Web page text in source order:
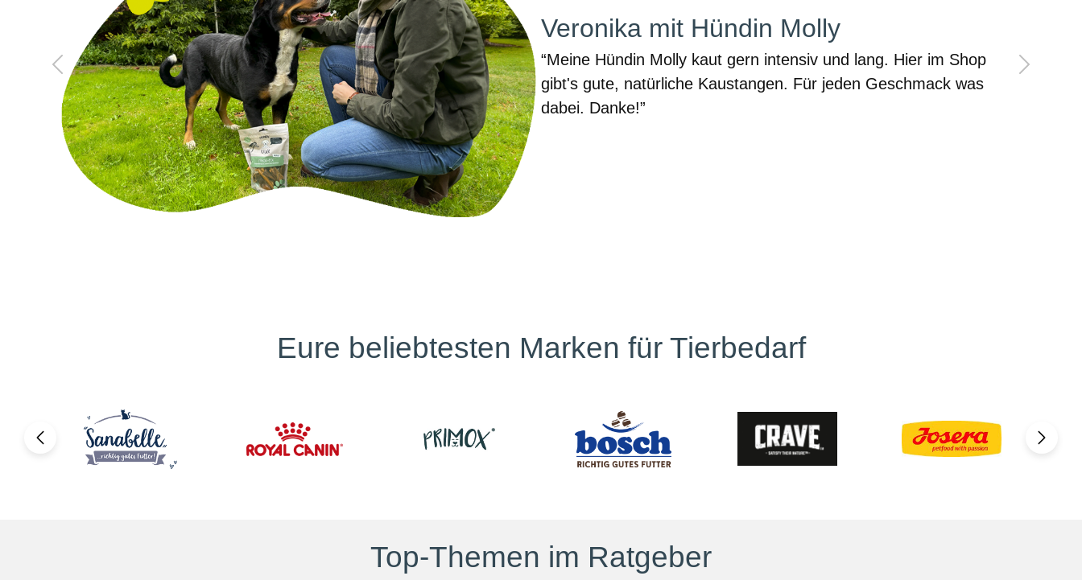
Gina mit Dackel-Rüde Lui
“Bei der top Leckerli-Auswahl hier gar nicht so leicht, aber Lui ist
fündig geworden und völlig verrückt nach den Primox Leckerlis. Mit
einem Haps sind sie weg. Easy bestellt und fix geliefert. So mögen
wir das!”
Eure beliebtesten Marken für Tierbedarf
Top-Themen im Ratgeber